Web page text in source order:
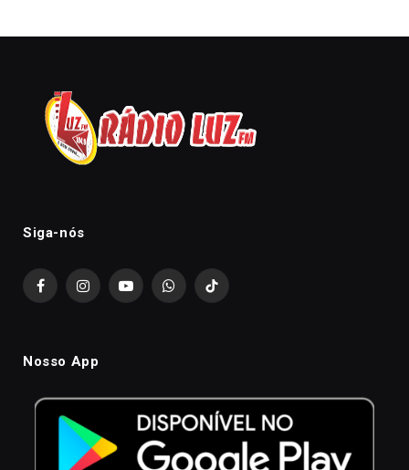
Siga-nós
FacebookInstagramYouTubeWhatsAppTikTok
Nosso App